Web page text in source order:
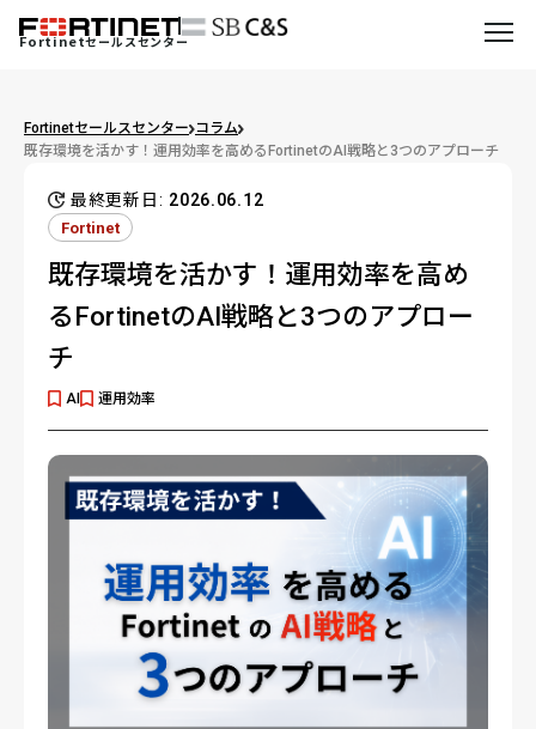
Fortinetセールスセンター
Fortinetセールスセンター コラム
既存環境を活かす！運用効率を高めるFortinetのAI戦略と3つのアプローチ
最終更新日: 2026.06.12
Fortinet
既存環境を活かす！運用効率を高め
るFortinetのAI戦略と3つのアプロー
チ
AI 運用効率